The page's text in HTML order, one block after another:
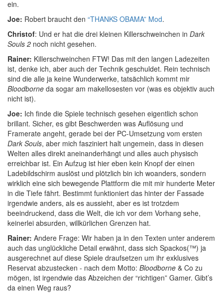
ein.
Joe: Robert braucht den “THANKS OBAMA” Mod.
Christof: Und er hat die drei kleinen Killerschweinchen in Dark
Souls 2 noch nicht gesehen.
Rainer: Killerschweinchen FTW! Das mit den langen Ladezeiten
ist, denke ich, aber auch der Technik geschuldet. Rein technisch
sind die alle ja keine Wunderwerke, tatsächlich kommt mir
Bloodborne da sogar am makellosesten vor (was es objektiv auch
nicht ist).
Joe: Ich finde die Spiele technisch gesehen eigentlich schon
brillant. Sicher, es gibt Beschwerden was Auflösung und
Framerate angeht, gerade bei der PC-Umsetzung vom ersten
Dark Souls, aber mich fasziniert halt ungemein, dass in diesen
Welten alles direkt aneinanderhängt und alles auch physisch
erreichbar ist. Ein Aufzug ist hier eben kein Knopf der einen
Ladebildschirm auslöst und plötzlich bin ich woanders, sondern
wirklich eine sich bewegende Plattform die mit mir hunderte Meter
in die Tiefe fährt. Bestimmt funktioniert das hinter der Fassade
irgendwie anders, als es aussieht, aber es ist trotzdem
beeindruckend, dass die Welt, die ich vor dem Vorhang sehe,
keinerlei absurden, willkürlichen Grenzen hat.
Rainer: Andere Frage: Wir haben ja in den Texten unter anderem
auch das unglückliche Detail erwähnt, dass sich Spackos(™) ja
ausgerechnet auf diese Spiele draufsetzen um ihr exklusives
Reservat abzustecken - nach dem Motto: Bloodborne & Co zu
mögen, ist irgendwie das Abzeichen der “richtigen” Gamer. Gibt’s
da einen Weg raus?